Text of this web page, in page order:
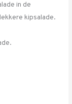
in de
kipsalade.